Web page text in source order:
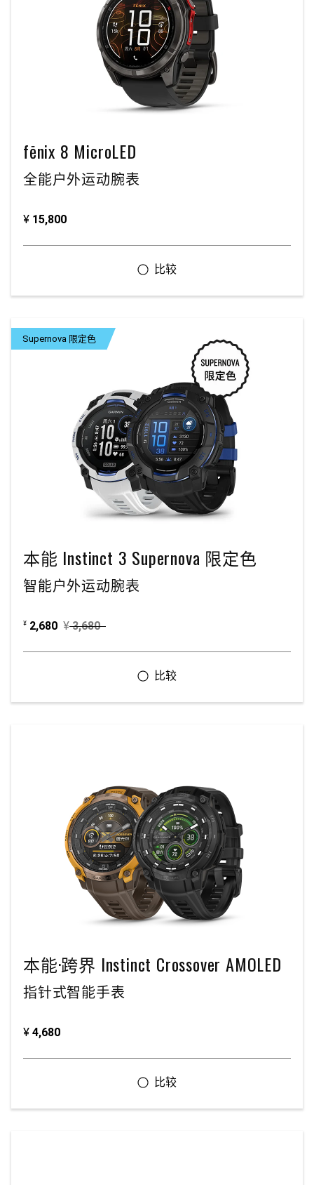
fēnix 8 MicroLED
全能户外运动腕表
¥ 15,800
Supernova 限定色
本能 Instinct 3 Supernova 限定色
智能户外运动腕表
¥ 2,680 ¥ 3,680
本能·跨界 Instinct Crossover AMOLED
指针式智能手表
¥ 4,680